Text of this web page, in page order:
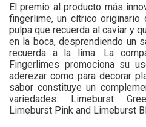
El premio al producto más
fingerlime, un cítrico originario
pulpa que recuerda al caviar y
en la boca, desprendiendo un
recuerda a la lima. La
Fingerlimes promociona su
aderezar como para decorar
sabor constituye un
variedades: Limeburst
Limeburst Pink and Limeburst